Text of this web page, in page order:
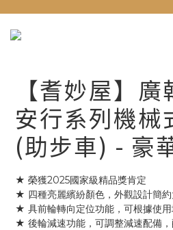
【耆妙屋】
安行系列機械
(助步車) - 豪
★ 榮獲2025國家級精品獎肯定
★ 四種亮麗繽紛顏色，外觀設計簡
★ 具前輪轉向定位功能，可根據使
★ 後輪減速功能，可調整減速配備